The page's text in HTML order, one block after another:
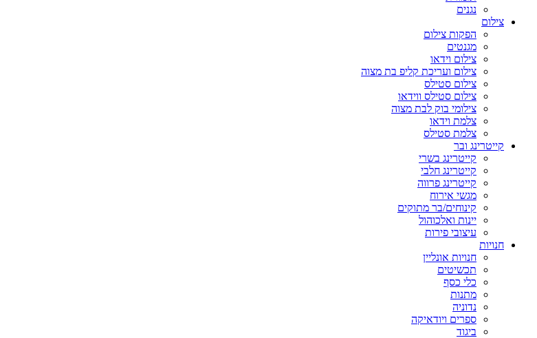
נגנים
צילום
הפקות צילום
מגנטים
צילום וידאו
צילום ועריכת קליפ בת מצוה
צילום סטילס
צילום סטילס ווידאו
צילומי בוק לבת מצוה
צלמת וידאו
צלמת סטילס
קייטרינג ובר
קייטרינג בשרי
קייטרינג חלבי
קייטרינג פרווה
מגשי אירוח
קינוחים/בר מתוקים
יינות ואלכוהול
עיצובי פירות
חנויות
חנויות אונליין
תכשיטים
כלי כסף
מתנות
נדוניה
ספרים ויודאיקה
ביגוד